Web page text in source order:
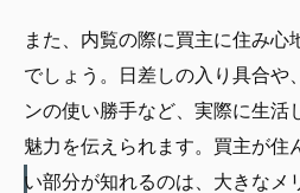
また、内覧の際に買主に住み心
でしょう。日差しの入り具合や
ンの使い勝手など、実際に生活
魅力を伝えられます。買主が住
い部分が知れるのは、大きなメ